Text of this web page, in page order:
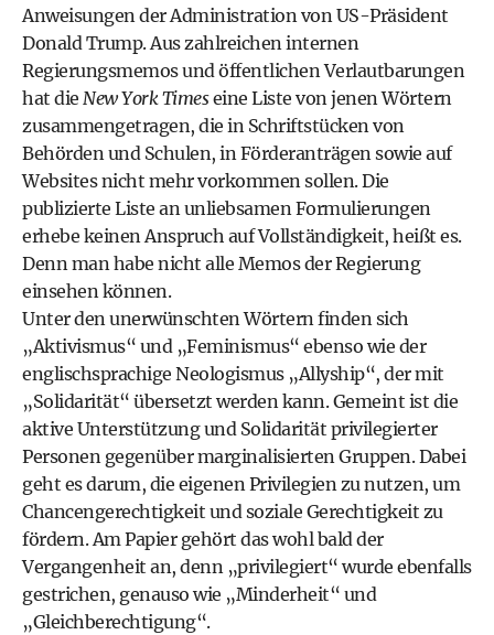
Anweisungen der Administration von US-Präsident
Donald Trump. Aus zahlreichen internen
Regierungsmemos und öffentlichen Verlautbarungen
hat die New York Timeseine Liste von jenen Wörtern
zusammengetragen, die in Schriftstücken von
Behörden und Schulen, in Förderanträgen sowie auf
Websites nicht mehr vorkommen sollen. Die
publizierte Liste an unliebsamen Formulierungen
erhebe keinen Anspruch auf Vollständigkeit, heißt es.
Denn man habe nicht alle Memos der Regierung
einsehen können.
Unter den unerwünschten Wörtern finden sich
„Aktivismus“ und „Feminismus“ ebenso wie der
englischsprachige Neologismus „Allyship“, der mit
„Solidarität“ übersetzt werden kann. Gemeint ist die
aktive Unterstützung und Solidarität privilegierter
Personen gegenüber marginalisierten Gruppen. Dabei
geht es darum, die eigenen Privilegien zu nutzen, um
Chancengerechtigkeit und soziale Gerechtigkeit zu
fördern. Am Papier gehört das wohl bald der
Vergangenheit an, denn „privilegiert“ wurde ebenfalls
gestrichen, genauso wie „Minderheit“ und
„Gleichberechtigung“.